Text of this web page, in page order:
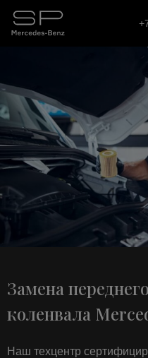
Замена
коленвала
Наш техцентр